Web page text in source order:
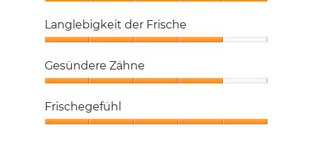
5
von
Langlebigkeit der Frische
der
Frische,
von
5
Gesündere Zähne
Zähne,
4
Frischegefühl